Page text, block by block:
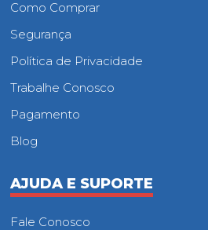
Como Comprar
Segurança
Política de Privacidade
Trabalhe Conosco
Pagamento
Blog
AJUDA E SUPORTE
Fale Conosco